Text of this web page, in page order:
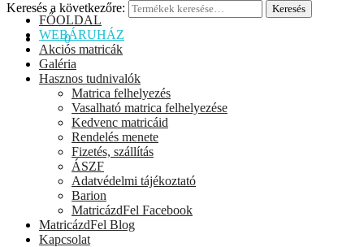
Keresés a következőre: Keresés
0Ft 0
FŐOLDAL
WEBÁRUHÁZ
Akciós matricák
Galéria
Hasznos tudnivalók
Matrica felhelyezés
Vasalható matrica felhelyezése
Kedvenc matricáid
Rendelés menete
Fizetés, szállítás
ÁSZF
Adatvédelmi tájékoztató
Barion
MatricázdFel Facebook
MatricázdFel Blog
Kapcsolat